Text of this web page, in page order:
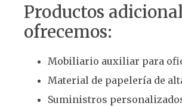
Productos
ofrecemos:
Mobiliario auxiliar para
Material de papelería de
Suministros